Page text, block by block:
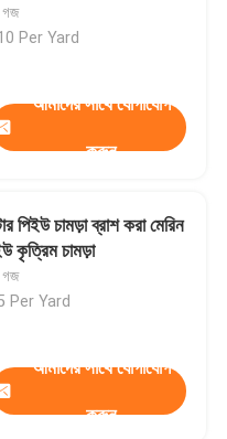
Per Yard
আমাদের সাথে যোগাযোগ
করুন
পিইউ চামড়া ব্রাশ করা মেরিন
কৃত্রিম চামড়া
Per Yard
আমাদের সাথে যোগাযোগ
করুন